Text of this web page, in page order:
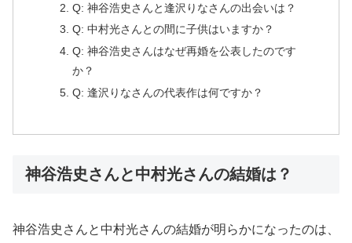
Q: 神谷浩史さんと逢沢りなさんの出会いは？
Q: 中村光さんとの間に子供はいますか？
Q: 神谷浩史さんはなぜ再婚を公表したのです
か？
Q: 逢沢りなさんの代表作は何ですか？
神谷浩史さんと中村光さんの結婚は？
神谷浩史さんと中村光さんの結婚が明らかになったのは、